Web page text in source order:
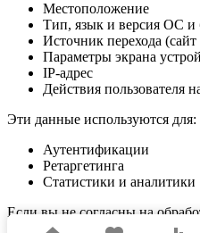
Местоположение
Тип, язык и версия ОС и
Источник перехода
Параметры экрана
IP-адрес
Действия пользователя
Эти данные используются для:
Аутентификации
Ретаргетинга
Статистики и аналитики
Если вы не согласны на
покиньте сайт.